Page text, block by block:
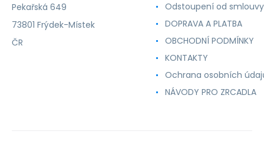
Pekařská 649
73801 Frýdek-Místek
ČR
Odstoupení od smlouvy
DOPRAVA A PLATBA
OBCHODNÍ PODMÍNKY
KONTAKTY
Ochrana osobních
NÁVODY PRO ZRCADLA